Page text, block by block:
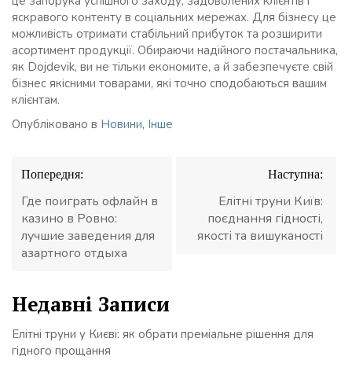
яскравого контенту в соціальних мережах. Для бізнесу це
можливість отримати стабільний прибуток та розширити
асортимент продукції. Обираючи надійного постачальника,
як Dojdevik, ви не тільки економите, а й забезпечуєте свій
бізнес якісними товарами, які точно сподобаються вашим
клієнтам.
Опубліковано в Новини, Інше
Навігація
записів
Попередня:
Где поиграть офлайн в
казино в Ровно:
лучшие заведения для
азартного отдыха
Наступна:
Елітні труни Київ:
поєднання гідності,
якості та вишуканості
Недавні Записи
Елітні труни у Києві: як обрати преміальне рішення для
гідного прощання